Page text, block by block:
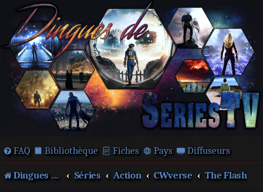
FAQ Bibliothèque Fiches Pays Diffuseurs
Dingues de séries télé ! Séries Action CWverse The Flash